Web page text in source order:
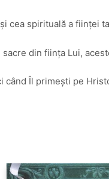
cea spirituală a
din ființa Lui,
când Îl primești pe